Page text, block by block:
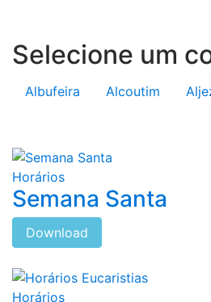
Selecione um
Albufeira Alcoutim
Horários
Semana Santa
Download
Horários